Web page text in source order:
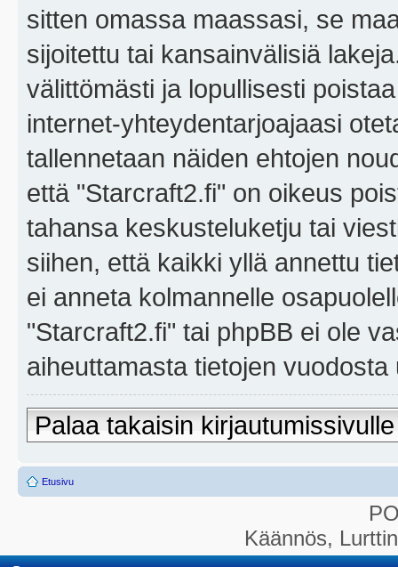
sitten omassa maassasi, se
sijoitettu tai kansainvälisiä
välittömästi ja lopullisesti
internet-yhteydentarjoajaasi
tallennetaan näiden ehtojen
että "Starcraft2.fi" on oikeus
tahansa keskusteluketju tai
siihen, että kaikki yllä annettu
ei anneta kolmannelle
"Starcraft2.fi" tai phpBB ei ole
aiheuttamasta tietojen
Palaa takaisin kirjautumissivulle
Etusivu
Käännös,